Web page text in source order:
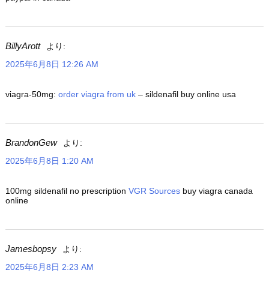
BillyArott
より:
2025年6月8日 12:26 AM
viagra-50mg: order viagra from uk – sildenafil buy online usa
BrandonGew
より:
2025年6月8日 1:20 AM
100mg sildenafil no prescription VGR Sources buy viagra canada
online
Jamesbopsy
より:
2025年6月8日 2:23 AM